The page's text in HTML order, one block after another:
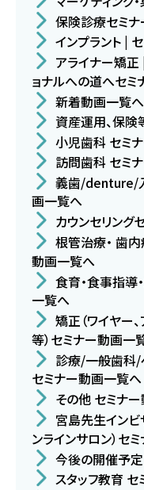
保険診療セミナ
インプラント |
アライナー矯
ョナルへの道へセ
新着動画一覧へ
資産運用、保
小児歯科 セミ
訪問歯科 セミ
義歯/denture/入
画一覧へ
カウンセリング
根管治療・ 歯内
動画一覧へ
食育・食事指導
一覧へ
矯正（ワイヤー
等）セミナー動画一
診療/一般歯科/
セミナー動画一覧へ
その他 セミナ
宮島先生インビ
ンラインサロン）セ
今後の開催予
スタッフ教育